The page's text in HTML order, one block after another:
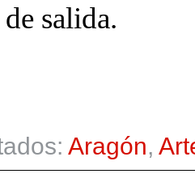
salida.
Aragón,